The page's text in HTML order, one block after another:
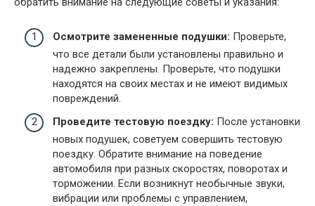
Осмотрите замененные подушки: Проверьте,
что все детали были установлены правильно и
надежно закреплены. Проверьте, что подушки
находятся на своих местах и не имеют видимых
повреждений.
Проведите тестовую поездку: После установки
новых подушек, советуем совершить тестовую
поездку. Обратите внимание на поведение
автомобиля при разных скоростях, поворотах и
торможении. Если возникнут необычные звуки,
вибрации или проблемы с управлением,